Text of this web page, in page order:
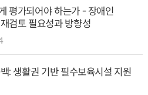
평가되어야 하는가 - 장애인
검토 필요성과 방향성
: 생활권 기반 필수보육시설 지원